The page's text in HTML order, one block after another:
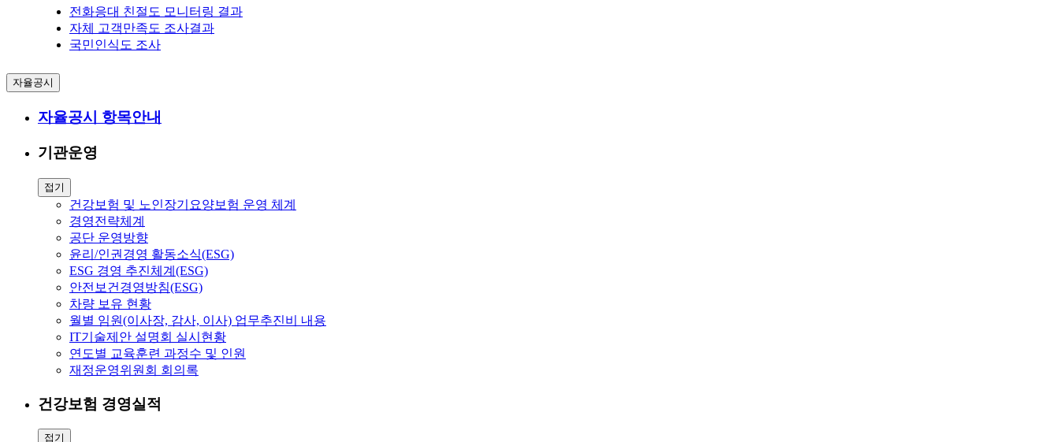
전화응대 친절도 모니터링 결과
자체 고객만족도 조사결과
국민인식도 조사
자율공시
자율공시 항목안내
기관운영
접기
건강보험 및 노인장기요양보험 운영 체계
경영전략체계
공단 운영방향
윤리/인권경영 활동소식(ESG)
ESG 경영 추진체계(ESG)
안전보건경영방침(ESG)
차량 보유 현황
월별 임원(이사장, 감사, 이사) 업무추진비 내용
IT기술제안 설명회 실시현황
연도별 교육훈련 과정수 및 인원
재정운영위원회 회의록
건강보험 경영실적
접기